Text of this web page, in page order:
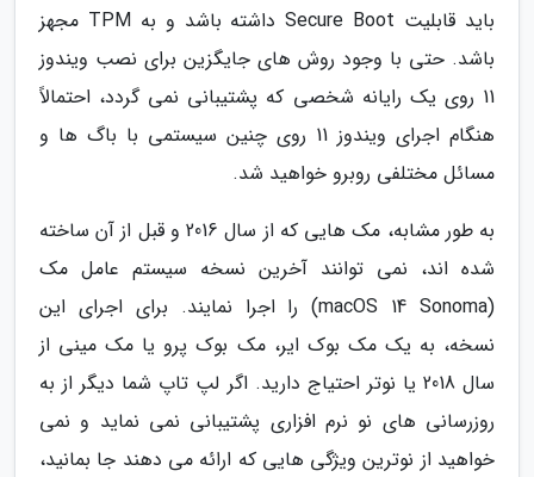
باید قابلیت Secure Boot داشته باشد و به TPM مجهز
باشد. حتی با وجود روش های جایگزین برای نصب ویندوز
11 روی یک رایانه شخصی که پشتیبانی نمی گردد، احتمالاً
هنگام اجرای ویندوز 11 روی چنین سیستمی با باگ ها و
مسائل مختلفی روبرو خواهید شد.
به طور مشابه، مک هایی که از سال 2016 و قبل از آن ساخته
شده اند، نمی توانند آخرین نسخه سیستم عامل مک
(macOS 14 Sonoma) را اجرا نمایند. برای اجرای این
نسخه، به یک مک بوک ایر، مک بوک پرو یا مک مینی از
سال 2018 یا نوتر احتیاج دارید. اگر لپ تاپ شما دیگر از به
روزرسانی های نو نرم افزاری پشتیبانی نمی نماید و نمی
خواهید از نوترین ویژگی هایی که ارائه می دهند جا بمانید،